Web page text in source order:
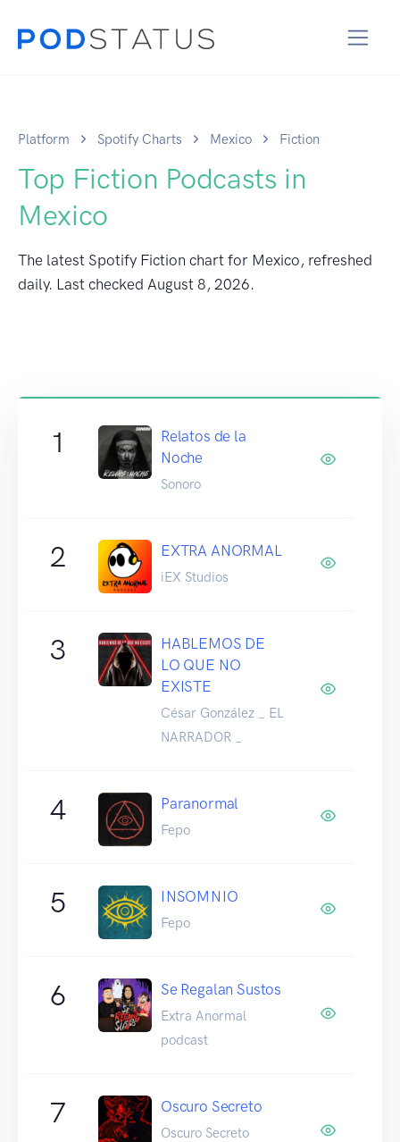
Platform Spotify Charts Mexico Fiction
Top Fiction Podcasts in
Mexico
The latest Spotify Fiction chart for Mexico, refreshed
daily. Last checked August 8, 2026.
1
Relatos de la
Noche
Sonoro
2 EXTRA ANORMAL
iEX Studios
3
HABLEMOS DE
LO QUE NO
EXISTE
César González _ EL
NARRADOR _
4 Paranormal
Fepo
5 INSOMNIO
Fepo
6 Se Regalan Sustos
Extra Anormal
podcast
7 Oscuro Secreto
Oscuro Secreto